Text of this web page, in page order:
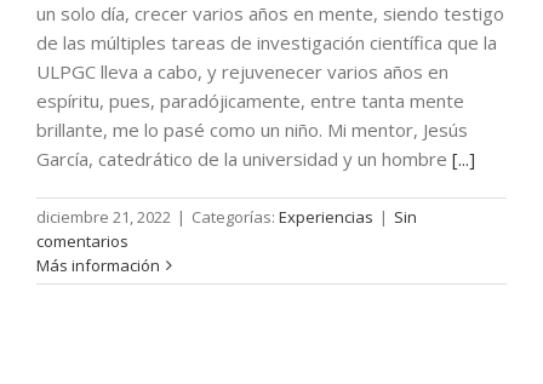
un solo día, crecer varios años en mente, siendo testigo
de las múltiples tareas de investigación científica que la
ULPGC lleva a cabo, y rejuvenecer varios años en
espíritu, pues, paradójicamente, entre tanta mente
brillante, me lo pasé como un niño. Mi mentor, Jesús
García, catedrático de la universidad y un hombre [...]
diciembre 21, 2022 | Categorías: Experiencias | Sin
comentarios
Más información